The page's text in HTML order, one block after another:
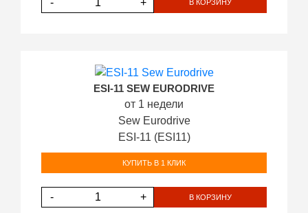
В КОРЗИНУ
ESI-11 SEW EURODRIVE
от 1 недели
Sew Eurodrive
ESI-11 (ESI11)
КУПИТЬ В 1 КЛИК
- + В КОРЗИНУ